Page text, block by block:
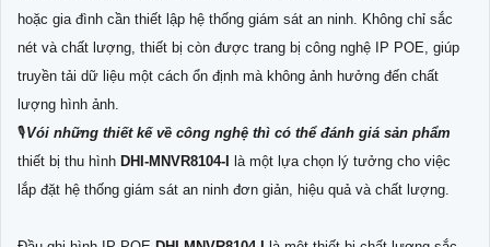
hoặc gia đình cần thiết lập hệ thống giám sát an ninh. Không chỉ sắc
nét và chất lượng, thiết bị còn được trang bị công nghệ IP POE, giúp
truyền tải dữ liệu một cách ổn định mà không ảnh hưởng đến chất
lượng hình ảnh.
🎙Vói những thiết kế về công nghệ thì có thể đánh giá sản phẩm
thiết bị thu hình DHI-MNVR8104-I
là một lựa chọn lý tưởng cho việc
lắp đặt hệ thống giám sát an ninh đơn giản, hiệu quả và chất lượng.